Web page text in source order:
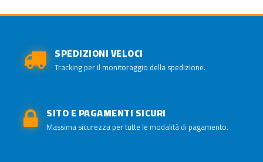
SPEDIZIONI VELOCI
Tracking per il monitoraggio della spedizione.
SITO E PAGAMENTI SICURI
Massima sicurezza per tutte le modalità di pagamento.